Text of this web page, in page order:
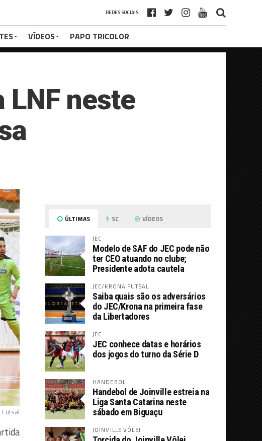
REDES SOCIAIS
VÍDEOS PAPO TRICOLOR
LNF neste
Futsal
ÚLTIMAS SC VÍDEOS
JEC
Modelo de SAF do JEC pode não
ter CEO atuando no clube;
Presidente adota cautela
JEC/KRONA FUTSAL
Saiba quais são os adversários
do JEC/Krona na primeira fase
da Libertadores
JEC
JEC conhece datas e horários
dos jogos do turno da Série D
HANDEBOL
Handebol de Joinville estreia na
Liga Santa Catarina neste
sábado em Biguaçu
JOINVILLE VÔLEI